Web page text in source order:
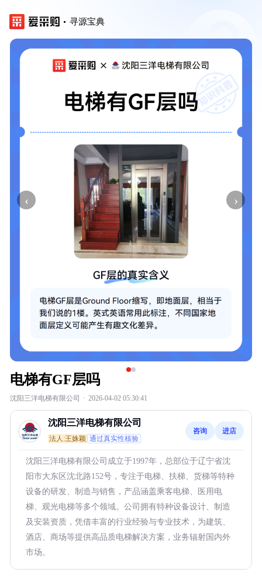
寻源宝典
‹ ›
电梯有GF层吗
沈阳三洋电梯有限公司 · 2026-04-02 05:30:41
沈阳三洋电梯有限公司
法人:王姝颖 通过真实性核验
咨询 进店
沈阳三洋电梯有限公司成立于1997年，总部位于辽宁省沈
阳市大东区沈北路152号，专注于电梯、扶梯、货梯等特种
设备的研发、制造与销售，产品涵盖乘客电梯、医用电
梯、观光电梯等多个领域。公司拥有特种设备设计、制造
及安装资质，凭借丰富的行业经验与专业技术，为建筑、
酒店、商场等提供高品质电梯解决方案，业务辐射国内外
市场。